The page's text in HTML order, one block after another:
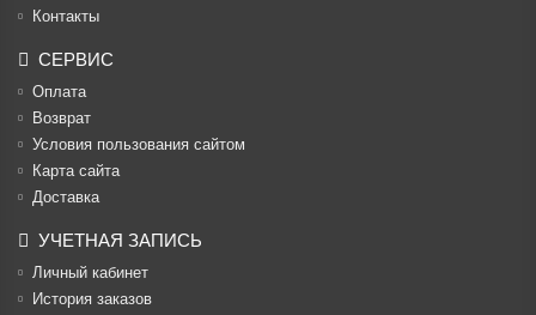
Контакты
СЕРВИС
Оплата
Возврат
Условия пользования сайтом
Карта сайта
Доставка
УЧЕТНАЯ ЗАПИСЬ
Личный кабинет
История заказов